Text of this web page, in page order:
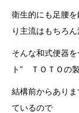
衛生的にも足腰
り主流はもちろ
そんな和式便器
ト” ＴＯＴＯの
結構前からあり
ているので